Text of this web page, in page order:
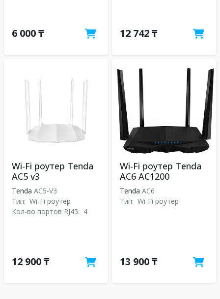
6 000 ₸ 12 742 ₸
Wi-Fi роутер Tenda
AC5 v3
Tenda AC5-V3
Тип: Wi-Fi роутер
Кол-во портов RJ45: 4
12 900 ₸
Wi-Fi роутер Tenda
AC6 AC1200
Tenda АС6
Тип: Wi-Fi роутер
13 900 ₸